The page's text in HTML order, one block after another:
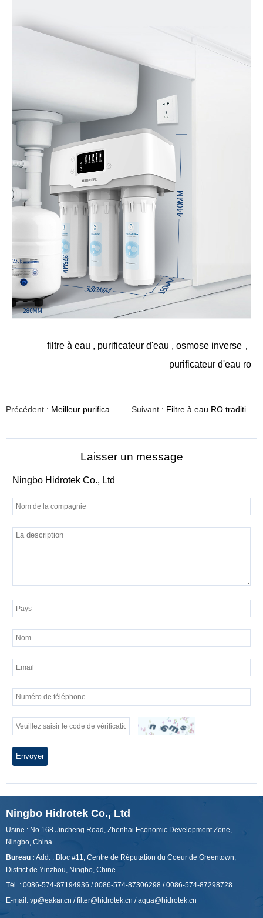
filtre à eau , purificateur d'eau , osmose inverse ，
purificateur d'eau ro
Suivant : Filtre à eau RO traditionnel sous évier
Précédent : Meilleur purificateur d'eau domestique RO
Laisser un message
Ningbo Hidrotek Co., Ltd
Envoyer
Ningbo Hidrotek Co., Ltd
Usine : No.168 Jincheng Road, Zhenhai Economic Development Zone,
Ningbo, China.
Bureau : Add. : Bloc #11, Centre de Réputation du Coeur de Greentown,
District de Yinzhou, Ningbo, Chine
Tél. : 0086-574-87194936 / 0086-574-87306298 / 0086-574-87298728
E-mail: vp@eakar.cn /filter@hidrotek.cn /aqua@hidrotek.cn